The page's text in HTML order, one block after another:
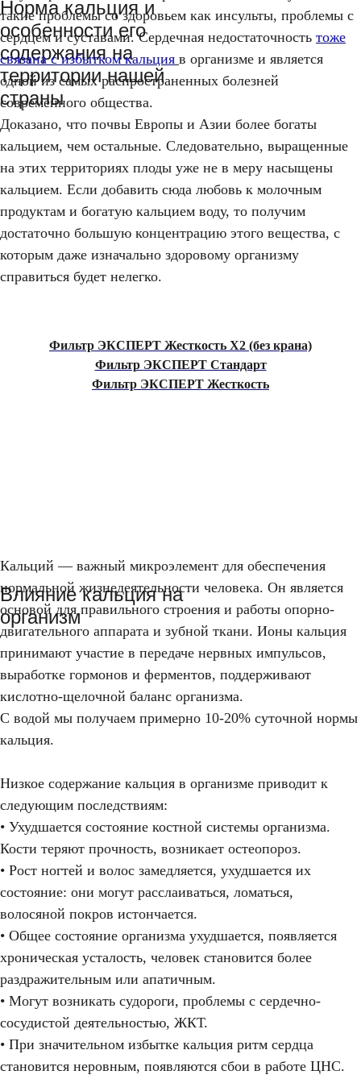
Норма кальция и
особенности его
содержания на
территории нашей
страны
такие проблемы со здоровьем как инсульты, проблемы с
сердцем и суставами. Сердечная недостаточность тоже
связана с избытком кальция в организме и является
одной из самых распространенных болезней
современного общества.
Доказано, что почвы Европы и Азии более богаты
кальцием, чем остальные. Следовательно, выращенные
на этих территориях плоды уже не в меру насыщены
кальцием. Если добавить сюда любовь к молочным
продуктам и богатую кальцием воду, то получим
достаточно большую концентрацию этого вещества, с
которым даже изначально здоровому организму
справиться будет нелегко.
Фильтр ЭКСПЕРТ Жесткость Х2 (без крана)
Фильтр ЭКСПЕРТ Стандарт
Фильтр ЭКСПЕРТ Жесткость
Влияние кальция на
организм
Кальций — важный микроэлемент для обеспечения
нормальной жизнедеятельности человека. Он является
основой для правильного строения и работы опорно-
двигательного аппарата и зубной ткани. Ионы кальция
принимают участие в передаче нервных импульсов,
выработке гормонов и ферментов, поддерживают
кислотно-щелочной баланс организма.
С водой мы получаем примерно 10-20% суточной нормы
кальция.
Низкое содержание кальция в организме приводит к
следующим последствиям:
• Ухудшается состояние костной системы организма.
Кости теряют прочность, возникает остеопороз.
• Рост ногтей и волос замедляется, ухудшается их
состояние: они могут расслаиваться, ломаться,
волосяной покров истончается.
• Общее состояние организма ухудшается, появляется
хроническая усталость, человек становится более
раздражительным или апатичным.
• Могут возникать судороги, проблемы с сердечно-
сосудистой деятельностью, ЖКТ.
• При значительном избытке кальция ритм сердца
становится неровным, появляются сбои в работе ЦНС.